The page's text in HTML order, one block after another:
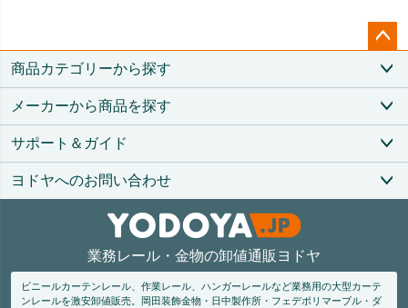
ペー
ップ
商品カテゴリーから探す
メーカーから商品を探す
サポート＆ガイド
ヨドヤへのお問い合わせ
業務レール・金物の卸値通販ヨドヤ
ビニールカーテンレール、作業レール、ハンガーレールなど業務用の大型カーテ
ンレールを激安卸値販売。
岡田装飾金物・日中製作所・フェデポリマーブル・ダ